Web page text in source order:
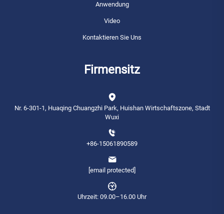
Anwendung
Video
Kontaktieren Sie Uns
Firmensitz
Nr. 6-301-1, Huaqing Chuangzhi Park, Huishan Wirtschaftszone, Stadt
Wuxi
+86-15061890589
[email protected]
Uhrzeit: 09.00–16.00 Uhr